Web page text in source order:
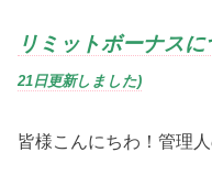
リミットボーナス
21日更新しました)
皆様こんにちわ！管理